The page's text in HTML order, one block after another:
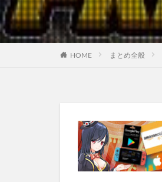
HOME まとめ全般